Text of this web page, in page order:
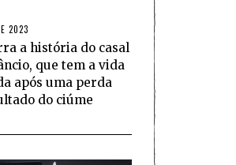
2023
a história do casal
que tem a vida
após uma perda
do ciúme